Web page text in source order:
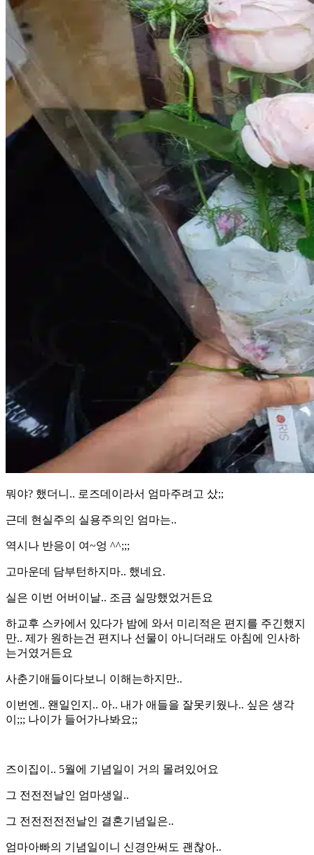
뭐야? 했더니.. 로즈데이라서 엄마주려고 샀;;
근데 현실주의 실용주의인 엄마는..
역시나 반응이 여~엉 ^^;;;
고마운데 담부턴하지마.. 했네요.
실은 이번 어버이날.. 조금 실망했었거든요
하교후 스카에서 있다가 밤에 와서 미리적은 편지를 주긴했지
만.. 제가 원하는건 편지나 선물이 아니더래도 아침에 인사하
는거였거든요
사춘기애들이다보니 이해는하지만..
이번엔.. 왠일인지.. 아.. 내가 애들을 잘못키웠나.. 싶은 생각
이;;; 나이가 들어가나봐요;;
즈이집이.. 5월에 기념일이 거의 몰려있어요
그 전전전날인 엄마생일..
그 전전전전전날인 결혼기념일은..
엄마아빠의 기념일이니 신경안써도 괜찮아..